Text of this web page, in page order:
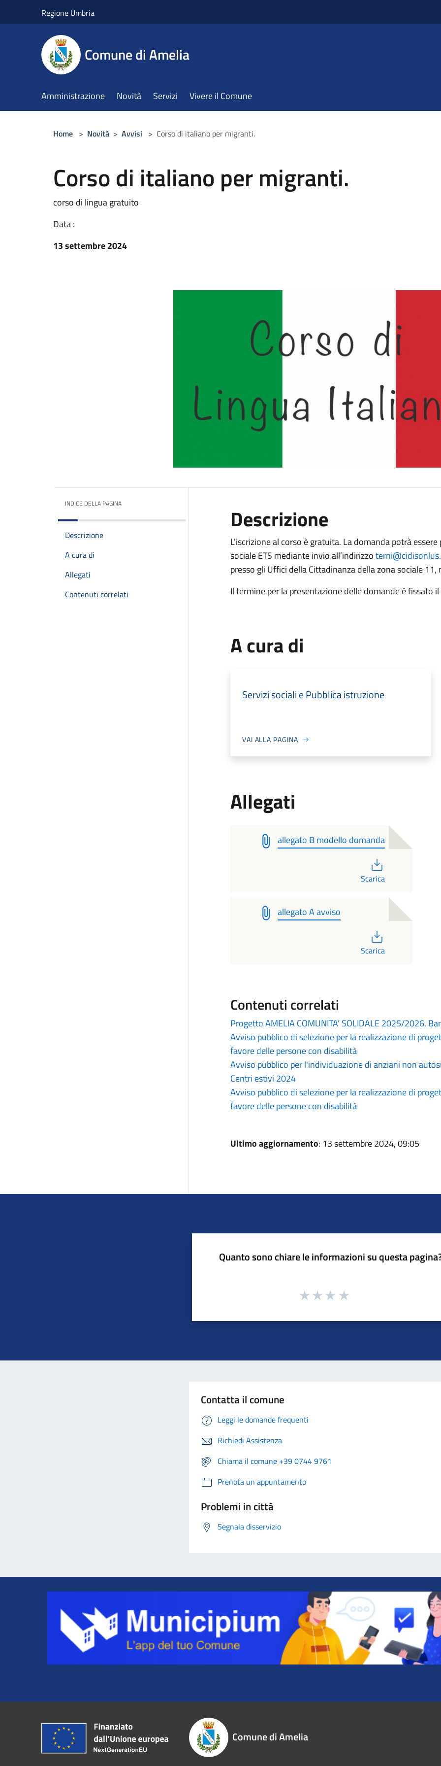
Regione Umbria
Comune di Amelia
Amministrazione Novità Servizi Vivere il Comune
Home > Novità > Avvisi > Corso di italiano per migranti.
Corso di italiano per migranti.
corso di lingua gratuito
Data :
13 settembre 2024
INDICE DELLA PAGINA
Descrizione
A cura di
Allegati
Contenuti correlati
Descrizione
L'iscrizione al corso è gratuita. La domanda potrà
sociale ETS mediante invio all’indirizzo
presso gli Uffici della Cittadinanza della zona sociale
Il termine per la presentazione delle domande è fissato
A cura di
Servizi sociali e Pubblica istruzione
VAI ALLA PAGINA
Allegati
allegato B modello domanda
Scarica
allegato A avviso
Scarica
Contenuti correlati
Progetto AMELIA COMUNITA’ SOLIDALE 2025/2026.
Avviso pubblico di selezione per la realizzazione di
favore delle persone con disabilità
Avviso pubblico per l'individuazione di anziani non
Centri estivi 2024
Avviso pubblico di selezione per la realizzazione di
favore delle persone con disabilità
Ultimo aggiornamento: 13 settembre 2024, 09:05
Quanto sono chiare le informazioni su questa
Contatta il comune
Leggi le domande frequenti
Richiedi Assistenza
Chiama il comune +39 0744 9761
Prenota un appuntamento
Problemi in città
Segnala disservizio
Comune di Amelia